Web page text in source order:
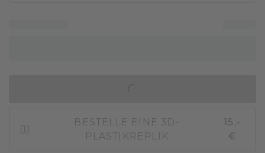
BESTELLE EINE 3D-
PLASTIKREPLIK
15,-
€